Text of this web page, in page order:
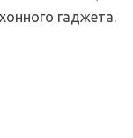
гаджета.